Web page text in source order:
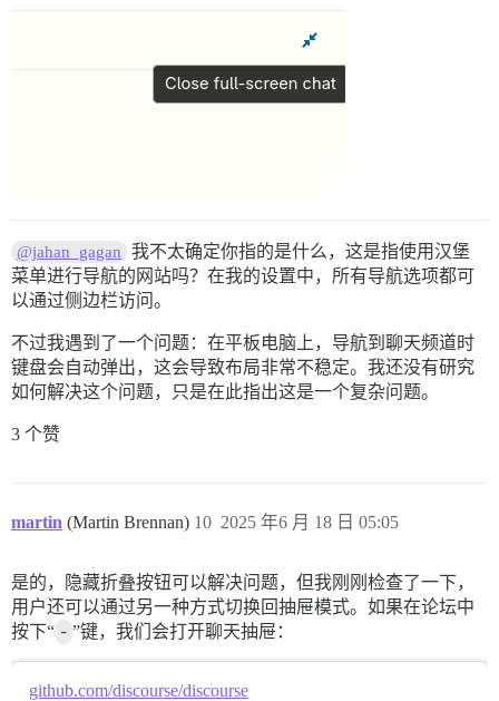
@jahan_gagan
我不太确定你指的是什么，这是指使用汉堡
菜单进行导航的网站吗？在我的设置中，所有导航选项都可
以通过侧边栏访问。
不过我遇到了一个问题：在平板电脑上，导航到聊天频道时
键盘会自动弹出，这会导致布局非常不稳定。我还没有研究
如何解决这个问题，只是在此指出这是一个复杂问题。
3 个赞
martin (Martin Brennan) 2025 年6 月 18 日 05:05
10
是的，隐藏折叠按钮可以解决问题，但我刚刚检查了一下，
用户还可以通过另一种方式切换回抽屉模式。如果在论坛中
按下“ - ”键，我们会打开聊天抽屉：
github.com/discourse/discourse